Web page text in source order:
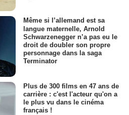
Même si l’allemand est sa
langue maternelle, Arnold
Schwarzenegger n’a pas eu le
droit de doubler son propre
personnage dans la saga
Terminator
Plus de 300 films en 47 ans de
carrière : c'est l'acteur qu'on a
le plus vu dans le cinéma
français !